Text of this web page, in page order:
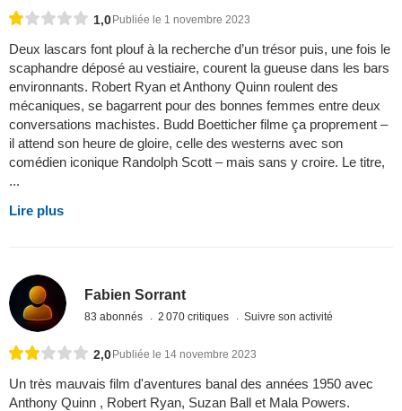
1,0Publiée le 1 novembre 2023
Deux lascars font plouf à la recherche d’un trésor puis, une fois le
scaphandre déposé au vestiaire, courent la gueuse dans les bars
environnants. Robert Ryan et Anthony Quinn roulent des
mécaniques, se bagarrent pour des bonnes femmes entre deux
conversations machistes. Budd Boetticher filme ça proprement –
il attend son heure de gloire, celle des westerns avec son
comédien iconique Randolph Scott – mais sans y croire. Le titre,
...
Lire plus
Fabien Sorrant
83 abonnés 2 070 critiques Suivre son activité
2,0 Publiée le 14 novembre 2023
Un très mauvais film d'aventures banal des années 1950 avec
Anthony Quinn , Robert Ryan, Suzan Ball et Mala Powers.